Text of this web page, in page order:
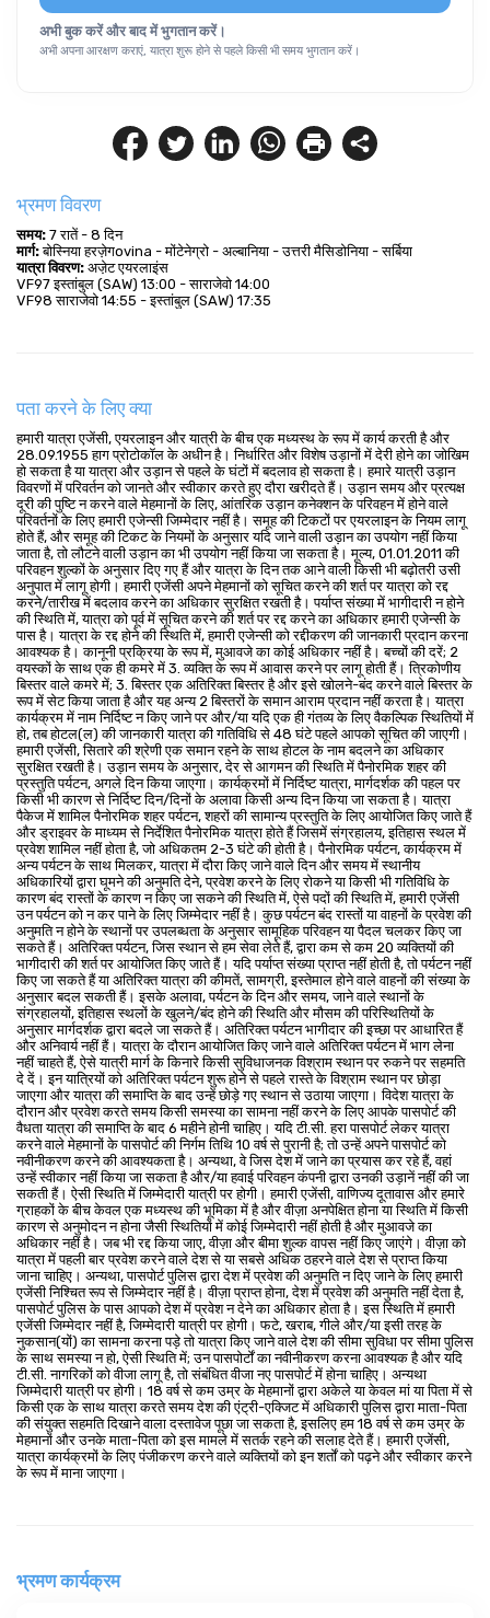
भ्रमण विवरण
समय: 7 रातें - 8 दिन
मार्ग: बोस्निया हरज़ेगovina - मोंटेनेग्रो - अल्बानिया - उत्तरी मैसिडोनिया - सर्बिया
यात्रा विवरण: अजे़ट एयरलाइंस
VF97 इस्तांबुल (SAW) 13:00 - साराजेवो 14:00
VF98 साराजेवो 14:55 - इस्तांबुल (SAW) 17:35
पता करने के लिए क्या
हमारी यात्रा एजेंसी, एयरलाइन और यात्री के बीच एक मध्यस्थ के रूप में कार्य करती है और
28.09.1955 हाग प्रोटोकॉल के अधीन है। निर्धारित और विशेष उड़ानों में देरी होने का जोखिम
हो सकता है या यात्रा और उड़ान से पहले के घंटों में बदलाव हो सकता है। हमारे यात्री उड़ान
विवरणों में परिवर्तन को जानते और स्वीकार करते हुए दौरा खरीदते हैं। उड़ान समय और प्रत्यक्ष
दूरी की पुष्टि न करने वाले मेहमानों के लिए, आंतरिक उड़ान कनेक्शन के परिवहन में होने वाले
परिवर्तनों के लिए हमारी एजेन्सी जिम्मेदार नहीं है। समूह की टिकटों पर एयरलाइन के नियम लागू
होते हैं, और समूह की टिकट के नियमों के अनुसार यदि जाने वाली उड़ान का उपयोग नहीं किया
जाता है, तो लौटने वाली उड़ान का भी उपयोग नहीं किया जा सकता है। मूल्य, 01.01.2011 की
परिवहन शुल्कों के अनुसार दिए गए हैं और यात्रा के दिन तक आने वाली किसी भी बढ़ोतरी उसी
अनुपात में लागू होगी। हमारी एजेंसी अपने मेहमानों को सूचित करने की शर्त पर यात्रा को रद्द
करने/तारीख में बदलाव करने का अधिकार सुरक्षित रखती है। पर्याप्त संख्या में भागीदारी न होने
की स्थिति में, यात्रा को पूर्व में सूचित करने की शर्त पर रद्द करने का अधिकार हमारी एजेन्सी के
पास है। यात्रा के रद्द होने की स्थिति में, हमारी एजेन्सी को रद्दीकरण की जानकारी प्रदान करना
आवश्यक है। कानूनी प्रक्रिया के रूप में, मुआवजे का कोई अधिकार नहीं है। बच्चों की दरें; 2
वयस्कों के साथ एक ही कमरे में 3. व्यक्ति के रूप में आवास करने पर लागू होती हैं। त्रिकोणीय
बिस्तर वाले कमरे में; 3. बिस्तर एक अतिरिक्त बिस्तर है और इसे खोलने-बंद करने वाले बिस्तर के
रूप में सेट किया जाता है और यह अन्य 2 बिस्तरों के समान आराम प्रदान नहीं करता है। यात्रा
कार्यक्रम में नाम निर्दिष्ट न किए जाने पर और/या यदि एक ही गंतव्य के लिए वैकल्पिक स्थितियों में
हो, तब होटल(ल) की जानकारी यात्रा की गतिविधि से 48 घंटे पहले आपको सूचित की जाएगी।
हमारी एजेंसी, सितारे की श्रेणी एक समान रहने के साथ होटल के नाम बदलने का अधिकार
सुरक्षित रखती है। उड़ान समय के अनुसार, देर से आगमन की स्थिति में पैनोरमिक शहर की
प्रस्तुति पर्यटन, अगले दिन किया जाएगा। कार्यक्रमों में निर्दिष्ट यात्रा, मार्गदर्शक की पहल पर
किसी भी कारण से निर्दिष्ट दिन/दिनों के अलावा किसी अन्य दिन किया जा सकता है। यात्रा
पैकेज में शामिल पैनोरमिक शहर पर्यटन, शहरों की सामान्य प्रस्तुति के लिए आयोजित किए जाते हैं
और ड्राइवर के माध्यम से निर्देशित पैनोरमिक यात्रा होते हैं जिसमें संग्रहालय, इतिहास स्थल में
प्रवेश शामिल नहीं होता है, जो अधिकतम 2-3 घंटे की होती है। पैनोरमिक पर्यटन, कार्यक्रम में
अन्य पर्यटन के साथ मिलकर, यात्रा में दौरा किए जाने वाले दिन और समय में स्थानीय
अधिकारियों द्वारा घूमने की अनुमति देने, प्रवेश करने के लिए रोकने या किसी भी गतिविधि के
कारण बंद रास्तों के कारण न किए जा सकने की स्थिति में, ऐसे पदों की स्थिति में, हमारी एजेंसी
उन पर्यटन को न कर पाने के लिए जिम्मेदार नहीं है। कुछ पर्यटन बंद रास्तों या वाहनों के प्रवेश की
अनुमति न होने के स्थानों पर उपलब्धता के अनुसार सामूहिक परिवहन या पैदल चलकर किए जा
सकते हैं। अतिरिक्त पर्यटन, जिस स्थान से हम सेवा लेते हैं, द्वारा कम से कम 20 व्यक्तियों की
भागीदारी की शर्त पर आयोजित किए जाते हैं। यदि पर्याप्त संख्या प्राप्त नहीं होती है, तो पर्यटन नहीं
किए जा सकते हैं या अतिरिक्त यात्रा की कीमतें, सामग्री, इस्तेमाल होने वाले वाहनों की संख्या के
अनुसार बदल सकती हैं। इसके अलावा, पर्यटन के दिन और समय, जाने वाले स्थानों के
संग्रहालयों, इतिहास स्थलों के खुलने/बंद होने की स्थिति और मौसम की परिस्थितियों के
अनुसार मार्गदर्शक द्वारा बदले जा सकते हैं। अतिरिक्त पर्यटन भागीदार की इच्छा पर आधारित हैं
और अनिवार्य नहीं हैं। यात्रा के दौरान आयोजित किए जाने वाले अतिरिक्त पर्यटन में भाग लेना
नहीं चाहते हैं, ऐसे यात्री मार्ग के किनारे किसी सुविधाजनक विश्राम स्थान पर रुकने पर सहमति
दे दें। इन यात्रियों को अतिरिक्त पर्यटन शुरू होने से पहले रास्ते के विश्राम स्थान पर छोड़ा
जाएगा और यात्रा की समाप्ति के बाद उन्हें छोड़े गए स्थान से उठाया जाएगा। विदेश यात्रा के
दौरान और प्रवेश करते समय किसी समस्या का सामना नहीं करने के लिए आपके पासपोर्ट की
वैधता यात्रा की समाप्ति के बाद 6 महीने होनी चाहिए। यदि टी.सी. हरा पासपोर्ट लेकर यात्रा
करने वाले मेहमानों के पासपोर्ट की निर्गम तिथि 10 वर्ष से पुरानी है; तो उन्हें अपने पासपोर्ट को
नवीनीकरण करने की आवश्यकता है। अन्यथा, वे जिस देश में जाने का प्रयास कर रहे हैं, वहां
उन्हें स्वीकार नहीं किया जा सकता है और/या हवाई परिवहन कंपनी द्वारा उनकी उड़ानें नहीं की जा
सकती हैं। ऐसी स्थिति में जिम्मेदारी यात्री पर होगी। हमारी एजेंसी, वाणिज्य दूतावास और हमारे
ग्राहकों के बीच केवल एक मध्यस्थ की भूमिका में है और वीज़ा अनपेक्षित होना या स्थिति में किसी
कारण से अनुमोदन न होना जैसी स्थितियों में कोई जिम्मेदारी नहीं होती है और मुआवजे का
अधिकार नहीं है। जब भी रद्द किया जाए, वीज़ा और बीमा शुल्क वापस नहीं किए जाएंगे। वीज़ा को
यात्रा में पहली बार प्रवेश करने वाले देश से या सबसे अधिक ठहरने वाले देश से प्राप्त किया
जाना चाहिए। अन्यथा, पासपोर्ट पुलिस द्वारा देश में प्रवेश की अनुमति न दिए जाने के लिए हमारी
एजेंसी निश्चित रूप से जिम्मेदार नहीं है। वीज़ा प्राप्त होना, देश में प्रवेश की अनुमति नहीं देता है,
पासपोर्ट पुलिस के पास आपको देश में प्रवेश न देने का अधिकार होता है। इस स्थिति में हमारी
एजेंसी जिम्मेदार नहीं है, जिम्मेदारी यात्री पर होगी। फटे, खराब, गीले और/या इसी तरह के
नुकसान(यों) का सामना करना पड़े तो यात्रा किए जाने वाले देश की सीमा सुविधा पर सीमा पुलिस
के साथ समस्या न हो, ऐसी स्थिति में; उन पासपोर्टों का नवीनीकरण करना आवश्यक है और यदि
टी.सी. नागरिकों को वीजा लागू है, तो संबंधित वीजा नए पासपोर्ट में होना चाहिए। अन्यथा
जिम्मेदारी यात्री पर होगी। 18 वर्ष से कम उम्र के मेहमानों द्वारा अकेले या केवल मां या पिता में से
किसी एक के साथ यात्रा करते समय देश की एंट्री-एक्जिट में अधिकारी पुलिस द्वारा माता-पिता
की संयुक्त सहमति दिखाने वाला दस्तावेज पूछा जा सकता है, इसलिए हम 18 वर्ष से कम उम्र के
मेहमानों और उनके माता-पिता को इस मामले में सतर्क रहने की सलाह देते हैं। हमारी एजेंसी,
यात्रा कार्यक्रमों के लिए पंजीकरण करने वाले व्यक्तियों को इन शर्तों को पढ़ने और स्वीकार करने
के रूप में माना जाएगा।
भ्रमण कार्यक्रम
अभी बुक करें और बाद में भुगतान करें।
अभी अपना आरक्षण कराएं, यात्रा शुरू होने से पहले किसी भी समय भुगतान करें।